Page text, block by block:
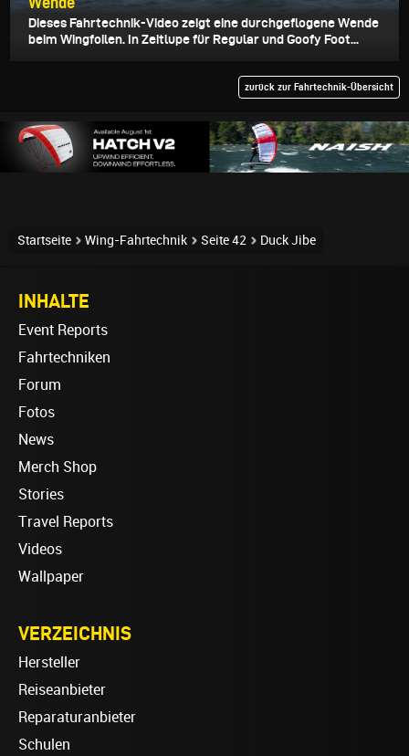
Dieses Fahrtechnik-Video zeigt eine durchgeflogene Wende
beim Wingfoilen. In Zeitlupe für Regular und Goofy Foot...
zurück zur Fahrtechnik-Übersicht
Startseite Wing-Fahrtechnik Seite 42 Duck Jibe
INHALTE
Event Reports
Fahrtechniken
Forum
Fotos
News
Merch Shop
Stories
Travel Reports
Videos
Wallpaper
VERZEICHNIS
Hersteller
Reiseanbieter
Reparaturanbieter
Schulen